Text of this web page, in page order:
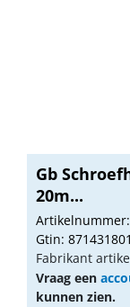
Gb
20m...
Gtin:
Fabrikant
Vraag een
kunnen zien.